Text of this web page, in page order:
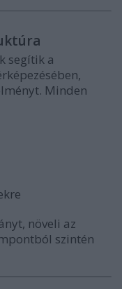
segítik a
Minden
növeli az
szintén